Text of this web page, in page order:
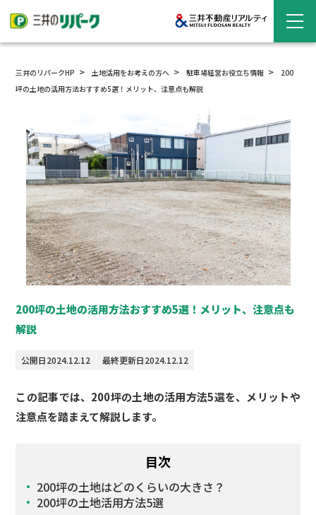
三井のリパークHP 土地活用をお考えの方へ 駐車場経営お役立ち情報
200
坪の土地の活用方法おすすめ5選！メリット、注意点も解説
200坪の土地の活用方法おすすめ5選！メリット、注意点も
解説
公開日2024.12.12 最終更新日2024.12.12
この記事では、200坪の土地の活用方法5選を、メリットや
注意点を踏まえて解説します。
目次
200坪の土地はどのくらいの大きさ？
200坪の土地活用方法5選